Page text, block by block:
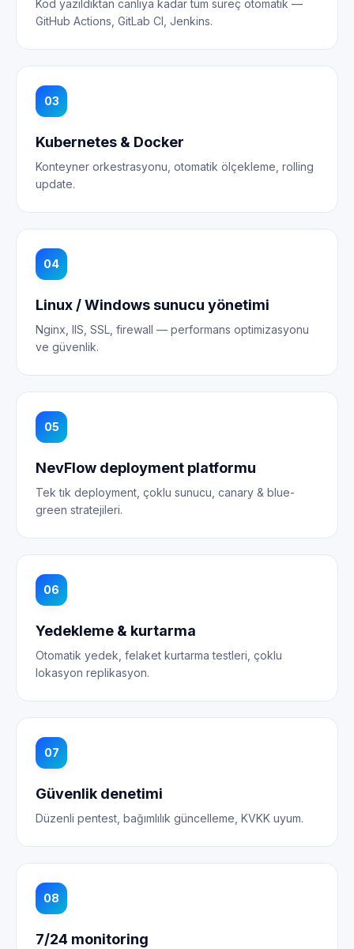
Kod yazıldıktan canlıya kadar tüm süreç otomatik —
GitHub Actions, GitLab CI, Jenkins.
03
Kubernetes & Docker
Konteyner orkestrasyonu, otomatik ölçekleme, rolling
update.
04
Linux / Windows sunucu yönetimi
Nginx, IIS, SSL, firewall — performans optimizasyonu
ve güvenlik.
05
NevFlow deployment platformu
Tek tık deployment, çoklu sunucu, canary & blue-
green stratejileri.
06
Yedekleme & kurtarma
Otomatik yedek, felaket kurtarma testleri, çoklu
lokasyon replikasyon.
07
Güvenlik denetimi
Düzenli pentest, bağımlılık güncelleme, KVKK uyum.
08
7/24 monitoring